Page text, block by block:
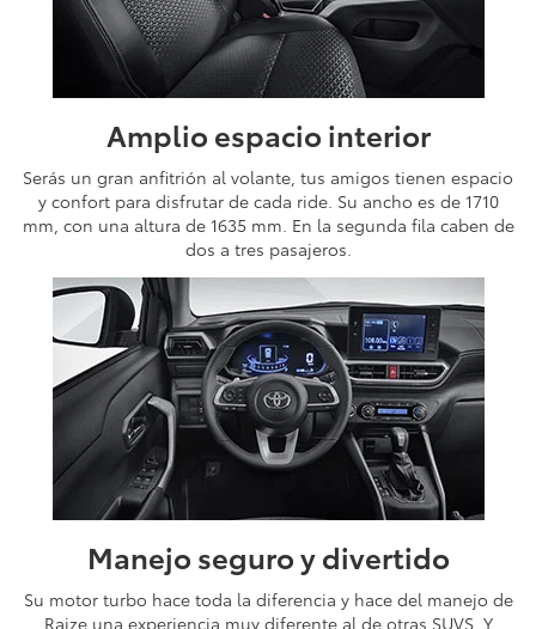
Amplio espacio interior
Serás un gran anfitrión al volante, tus amigos tienen espacio
y confort para disfrutar de cada ride. Su ancho es de 1710
mm, con una altura de 1635 mm. En la segunda fila caben de
dos a tres pasajeros.
Manejo seguro y divertido
Su motor turbo hace toda la diferencia y hace del manejo de
Raize una experiencia muy diferente al de otras SUVS. Y